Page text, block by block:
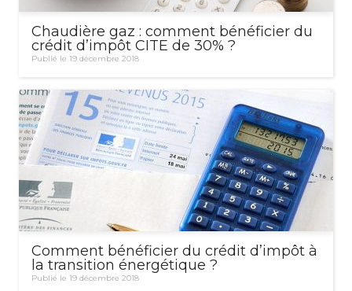
Chaudière gaz : comment bénéficier du
crédit d’impôt CITE de 30% ?
Publié le 19 décembre 2018
Comment bénéficier du crédit d’impôt à
la transition énergétique ?
Publié le 19 décembre 2018